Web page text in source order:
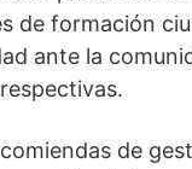
de formación
ante la
de